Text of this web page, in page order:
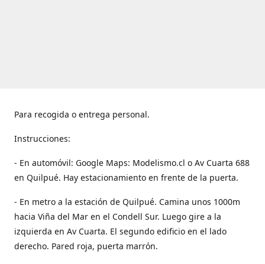
Para recogida o entrega personal.
Instrucciones:
- En automóvil: Google Maps: Modelismo.cl o Av Cuarta 688
en Quilpué. Hay estacionamiento en frente de la puerta.
- En metro a la estación de Quilpué. Camina unos 1000m
hacia Viña del Mar en el Condell Sur. Luego gire a la
izquierda en Av Cuarta. El segundo edificio en el lado
derecho. Pared roja, puerta marrón.